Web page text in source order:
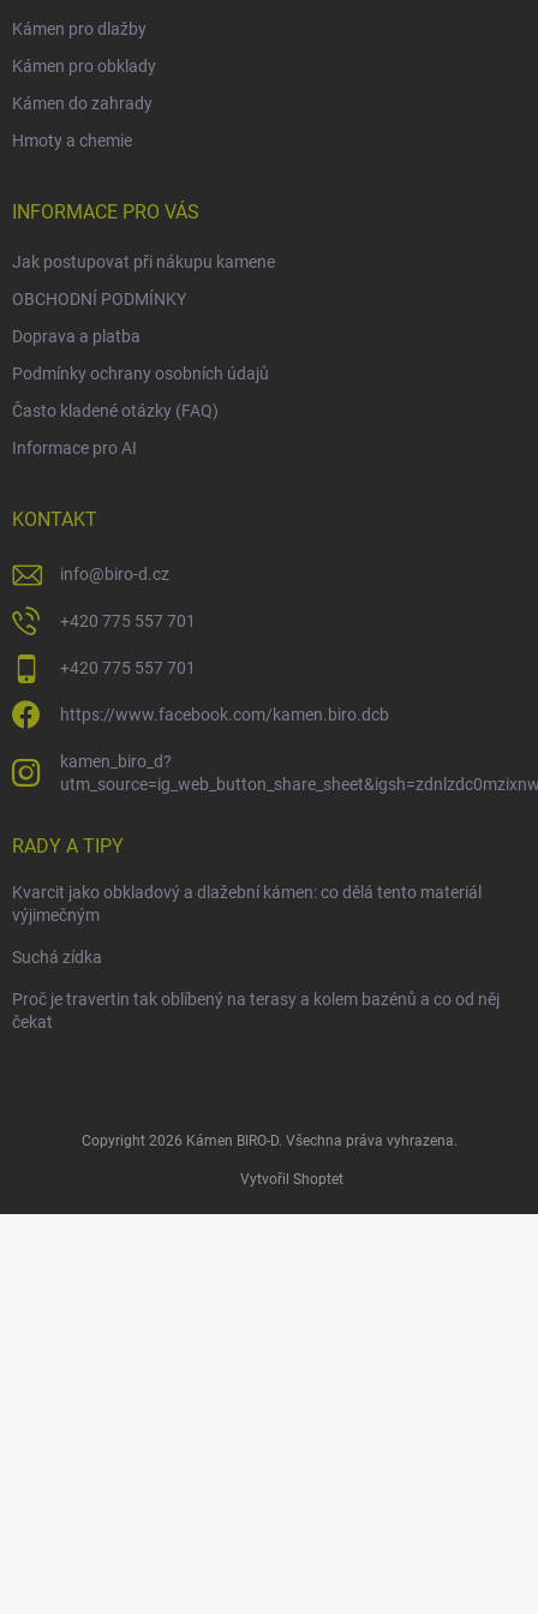
Kámen pro dlažby
Kámen pro obklady
Kámen do zahrady
Hmoty a chemie
INFORMACE PRO VÁS
Jak postupovat při nákupu kamene
OBCHODNÍ PODMÍNKY
Doprava a platba
Podmínky ochrany osobních údajů
Často kladené otázky (FAQ)
Informace pro AI
KONTAKT
info@biro-d.cz
+420 775 557 701
+420 775 557 701
https://www.facebook.com/kamen.biro.dcb
kamen_biro_d?
RADY A TIPY
Kvarcit jako obkladový a dlažební kámen: co dělá tento materiál
výjimečným
Suchá zídka
Proč je travertin tak oblíbený na terasy a kolem bazénů a co od něj
čekat
Vytvořil Shoptet
Copyright 2026 Kámen BIRO-D. Všechna práva vyhrazena.